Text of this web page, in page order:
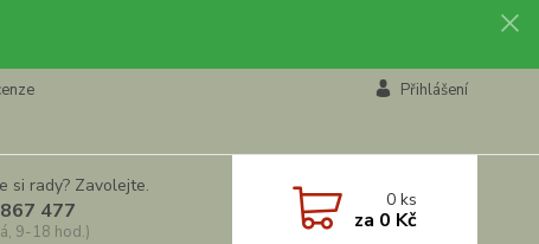
Přihlášení
si rady? Zavolejte.
477
9-18 hod.)
0ks
za 0 Kč